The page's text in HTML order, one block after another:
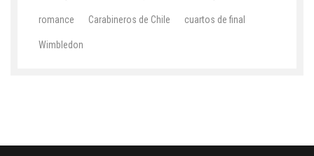
romance Carabineros de Chile cuartos de final
Wimbledon